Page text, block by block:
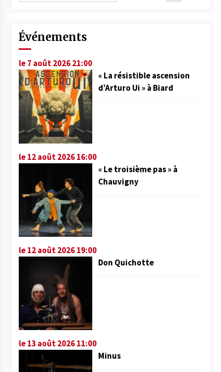
Événements
le 7 août 2026 21:00
« La résistible ascension
d’Arturo Ui » à Biard
le 12 août 2026 16:00
« Le troisième pas » à
Chauvigny
le 12 août 2026 19:00
Don Quichotte
le 13 août 2026 11:00
Minus